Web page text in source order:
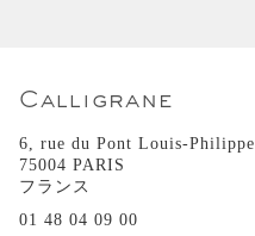
Calligrane
6, rue du Pont Louis-Philippe
75004 PARIS
フランス
01 48 04 09 00